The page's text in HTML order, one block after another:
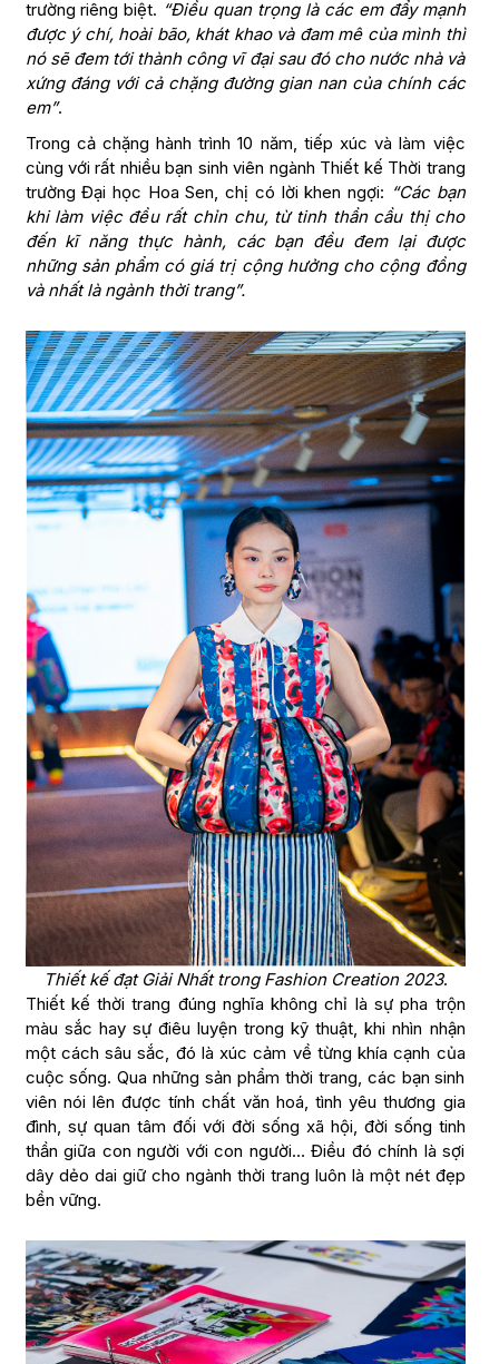
trường riêng biệt. “Điều quan trọng là các em đẩy mạnh
được ý chí, hoài bão, khát khao và đam mê của mình thì
nó sẽ đem tới thành công vĩ đại sau đó cho nước nhà và
xứng đáng với cả chặng đường gian nan của chính các
em”.
Trong cả chặng hành trình 10 năm, tiếp xúc và làm việc
cùng với rất nhiều bạn sinh viên ngành Thiết kế Thời trang
trường Đại học Hoa Sen, chị có lời khen ngợi: “Các bạn
khi làm việc đều rất chỉn chu, từ tinh thần cầu thị cho
đến kĩ năng thực hành, các bạn đều đem lại được
những sản phẩm có giá trị cộng hưởng cho cộng đồng
và nhất là ngành thời trang”.
Thiết kế đạt Giải Nhất trong Fashion Creation 2023.
Thiết kế thời trang đúng nghĩa không chỉ là sự pha trộn
màu sắc hay sự điêu luyện trong kỹ thuật, khi nhìn nhận
một cách sâu sắc, đó là xúc cảm về từng khía cạnh của
cuộc sống. Qua những sản phẩm thời trang, các bạn sinh
viên nói lên được tính chất văn hoá, tình yêu thương gia
đình, sự quan tâm đối với đời sống xã hội, đời sống tinh
thần giữa con người với con người… Điều đó chính là sợi
dây dẻo dai giữ cho ngành thời trang luôn là một nét đẹp
bền vững.